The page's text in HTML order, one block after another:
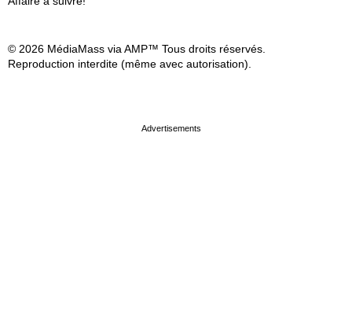
© 2026 MédiaMass via AMP™ Tous droits réservés.
Reproduction interdite (même avec autorisation).